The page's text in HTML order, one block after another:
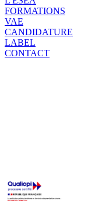
FORMATIONS
VAE
CANDIDATURE
LABEL
CONTACT